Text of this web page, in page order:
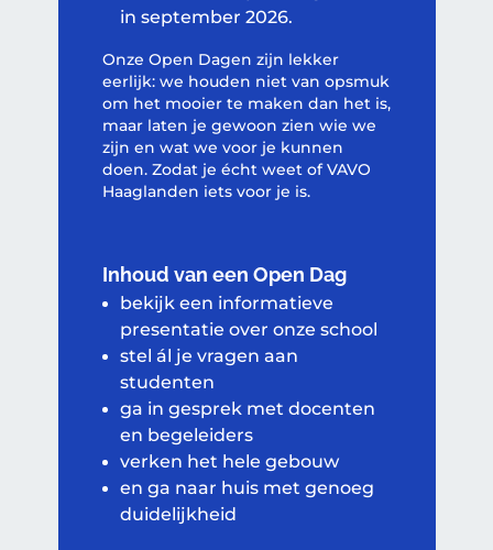
in september 2026.
Onze Open Dagen zijn lekker
eerlijk: we houden niet van opsmuk
om het mooier te maken dan het is,
maar laten je gewoon zien wie we
zijn en wat we voor je kunnen
doen. Zodat je écht weet of VAVO
Haaglanden iets voor je is.
Inhoud van een Open Dag
bekijk een informatieve
presentatie over onze school
stel ál je vragen aan
studenten
ga in gesprek met docenten
en begeleiders
verken het hele gebouw
en ga naar huis met genoeg
duidelijkheid